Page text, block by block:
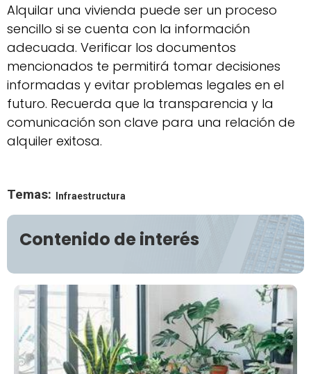
Alquilar una vivienda puede ser un proceso
sencillo si se cuenta con la información
adecuada. Verificar los documentos
mencionados te permitirá tomar decisiones
informadas y evitar problemas legales en el
futuro. Recuerda que la transparencia y la
comunicación son clave para una relación de
alquiler exitosa.
Temas: Infraestructura
Contenido de interés